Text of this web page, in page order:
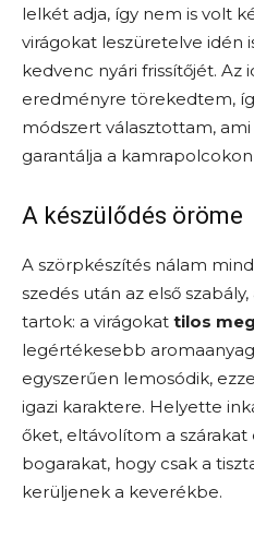
lelkét adja, így nem is volt
virágokat leszüretelve idén
kedvenc nyári frissítőjét. Az
eredményre törekedtem,
módszert választottam,
garantálja a
A készülődés öröme
A szörpkészítés nálam
szedés után az első
tartok: a virágokat tilos
legértékesebb
egyszerűen lemosódik,
igazi karaktere. Helyette
őket, eltávolítom a szárakat
bogarakat, hogy csak a
kerüljenek a keverékbe.